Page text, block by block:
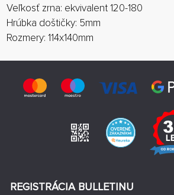
Veľkosť zrna: ekvivalent120-180
Hrúbka doštičky: 5mm
Rozmery: 114x140mm
REGISTRÁCIA BULLETINU